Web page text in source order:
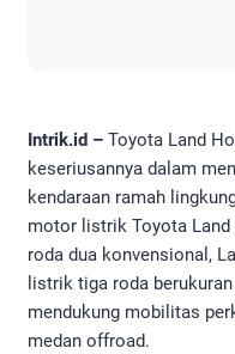
Intrik.id – Toyota Land
keseriusannya dalam
kendaraan ramah
motor listrik Toyota Land
roda dua konvensional,
listrik tiga roda
mendukung mobilitas
medan offroad.